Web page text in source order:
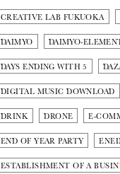
CREATIVE LAB FUKUOKA
DAIMYO DAIMYO-
DAYS ENDING WITH 5
DIGITAL MUSIC DOWNLOAD
DRINK DRONE E-
END OF YEAR PARTY
ESTABLISHMENT OF A